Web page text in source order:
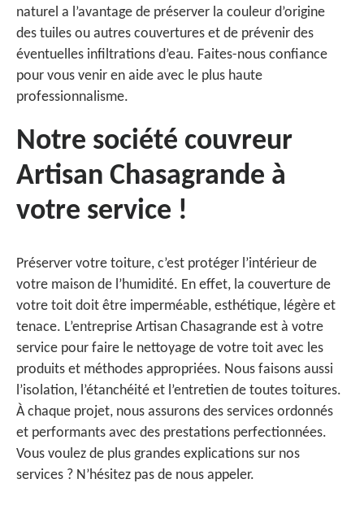
naturel a l’avantage de préserver la couleur d’origine
des tuiles ou autres couvertures et de prévenir des
éventuelles infiltrations d’eau. Faites-nous confiance
pour vous venir en aide avec le plus haute
professionnalisme.
Notre société couvreur
Artisan Chasagrande à
votre service !
Préserver votre toiture, c’est protéger l’intérieur de
votre maison de l’humidité. En effet, la couverture de
votre toit doit être imperméable, esthétique, légère et
tenace. L’entreprise Artisan Chasagrande est à votre
service pour faire le nettoyage de votre toit avec les
produits et méthodes appropriées. Nous faisons aussi
l’isolation, l’étanchéité et l’entretien de toutes toitures.
À chaque projet, nous assurons des services ordonnés
et performants avec des prestations perfectionnées.
Vous voulez de plus grandes explications sur nos
services ? N’hésitez pas de nous appeler.